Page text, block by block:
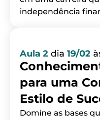
independência
Aula 2 dia 19/02
para uma
Estilo de
Domine as bases